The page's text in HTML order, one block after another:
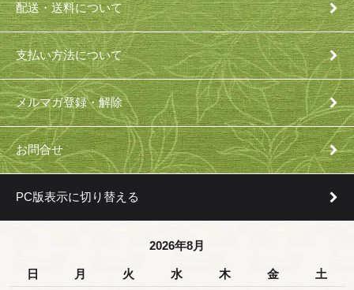
配送・送料について
支払い方法について
メルマガ登録・解除
お問合せ
PC版表示に切り替える
2026年8月
日 月 火 水 木 金
土